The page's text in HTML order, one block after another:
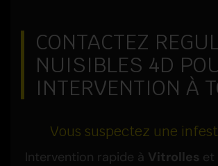
CONTACTEZ
NUISIBLES 4D
INTERVENTION À
Vous suspectez une
Intervention rapide à Vitrolles et